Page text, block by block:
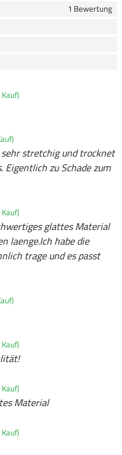
1 Bewertung
stretchig und trocknet
Eigentlich zu Schade zum
glattes Material
laenge.Ich habe die
trage und es passt
Material